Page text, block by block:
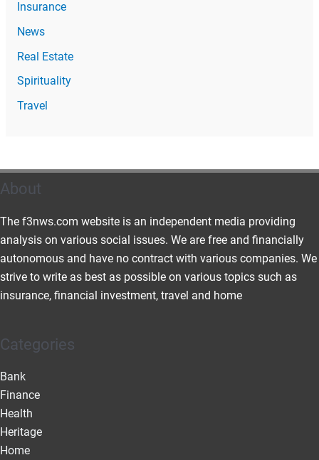
Insurance
News
Real Estate
Spirituality
Travel
About
The f3nws.com website is an independent media providing
analysis on various social issues. We are free and financially
autonomous and have no contract with various companies. We
strive to write as best as possible on various topics such as
insurance, financial investment, travel and home
Categories
Bank
Finance
Health
Heritage
Home